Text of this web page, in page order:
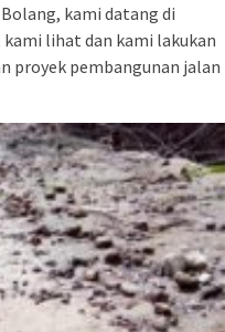
kami datang di
lihat dan kami lakukan
proyek pembangunan jalan